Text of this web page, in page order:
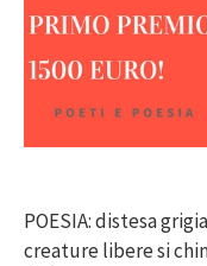
POESIA: distesa
creature libere si